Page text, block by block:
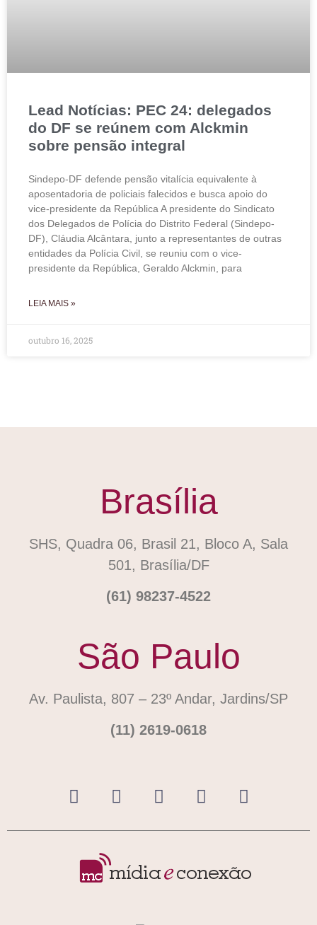
Lead Notícias: PEC 24: delegados
do DF se reúnem com Alckmin
sobre pensão integral
Sindepo-DF defende pensão vitalícia equivalente à
aposentadoria de policiais falecidos e busca apoio do
vice-presidente da República A presidente do Sindicato
dos Delegados de Polícia do Distrito Federal (Sindepo-
DF), Cláudia Alcântara, junto a representantes de outras
entidades da Polícia Civil, se reuniu com o vice-
presidente da República, Geraldo Alckmin, para
LEIA MAIS »
outubro 16, 2025
Brasília
SHS, Quadra 06, Brasil 21, Bloco A, Sala
501, Brasília/DF
(61) 98237-4522
São Paulo
Av. Paulista, 807 – 23º Andar, Jardins/SP
(11) 2619-0618